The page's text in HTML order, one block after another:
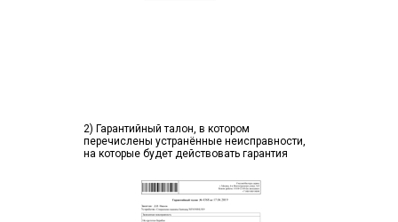
2) Гарантийный талон, в котором
перечислены устранённые неисправности,
на которые будет действовать гарантия